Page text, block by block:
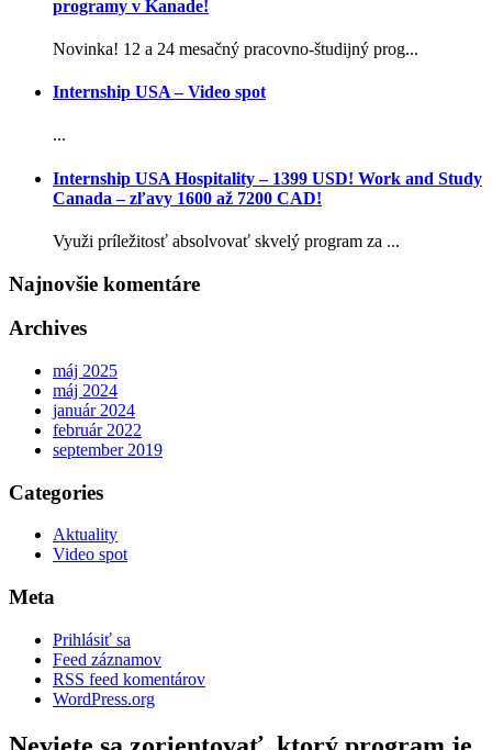
programy v Kanade!
Novinka! 12 a 24 mesačný pracovno-študijný prog...
Internship USA – Video spot
...
Internship USA Hospitality – 1399 USD! Work and Study
Canada – zľavy 1600 až 7200 CAD!
Využi príležitosť absolvovať skvelý program za ...
Najnovšie komentáre
Archives
máj 2025
máj 2024
január 2024
február 2022
september 2019
Categories
Aktuality
Video spot
Meta
Prihlásiť sa
Feed záznamov
RSS feed komentárov
WordPress.org